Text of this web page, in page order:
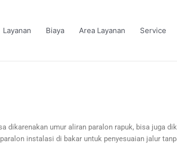
Layanan Biaya Area Layanan Service
dikarenakan umur aliran paralon rapuk, bisa juga
instalasi di bakar untuk penyesuaian jalur